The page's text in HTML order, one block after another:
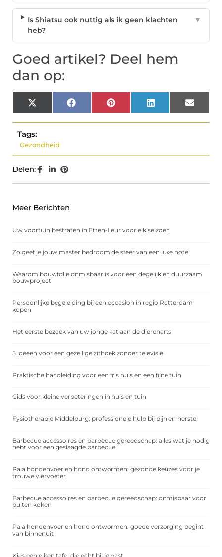
Is Shiatsu ook nuttig als ik geen klachten
heb?
▼
Goed artikel? Deel hem
dan op:
X
(Twitter)
Facebook Pinterest LinkedIn Email
Tags:
Gezondheid
Delen:
Meer Berichten
Uw voortuin bestraten in Etten-Leur voor elk seizoen
Zo geef je jouw master bedroom de sfeer van een luxe hotel
Waarom bouwfolie onmisbaar is voor een degelijk en duurzaam
bouwproject
Persoonlijke begeleiding bij een occasion in regio Rotterdam
kopen
Het eerste bezoek van uw jonge kat aan de dierenarts
5 ideeën voor een gezellige zithoek zonder televisie
Praktische handleiding voor een fris huis en een fijne tuin
Gids voor kleine verbeteringen in huis en tuin
Fysiotherapie Middelburg: professionele hulp bij pijn en herstel
Barbecue accessoires en barbecue gereedschap: alles wat je nodig
hebt voor een geslaagde barbecue
Pala hondenvoer en hond ontwormen: gezonde keuzes voor je
trouwe viervoeter
Barbecue accessoires en barbecue gereedschap: onmisbaar voor
buiten koken
Pala hondenvoer en hond ontwormen: goede verzorging begint
van binnenuit
Kies een eiken tafel die echt bij je past